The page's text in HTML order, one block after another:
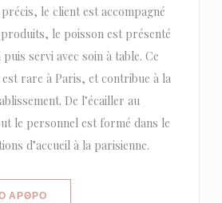
le client est accompagné
le poisson est présenté
servi avec soin à table. Ce
est rare à Paris, et contribue à la
De l’écailler au
le personnel est formé dans le
d’accueil à la parisienne.
ΆΡΘΡΟ